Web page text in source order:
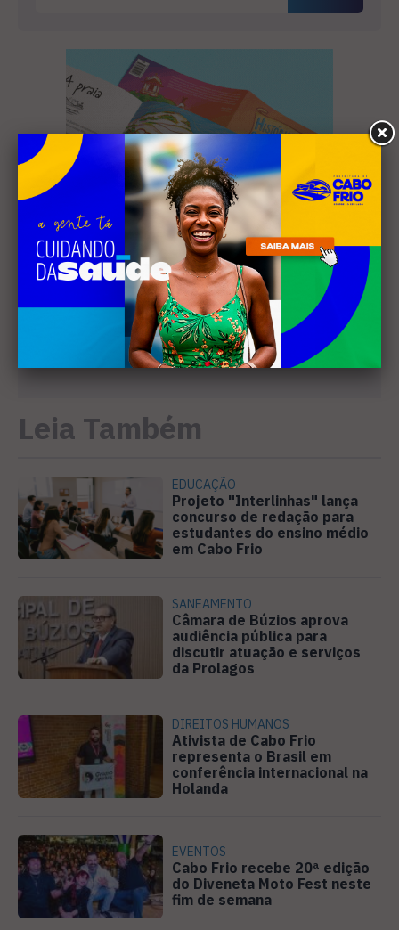
Leia Também
EDUCAÇÃO
Projeto "Interlinhas" lança
concurso de redação para
estudantes do ensino médio
em Cabo Frio
SANEAMENTO
Câmara de Búzios aprova
audiência pública para
discutir atuação e serviços
da Prolagos
DIREITOS HUMANOS
Ativista de Cabo Frio
representa o Brasil em
conferência internacional na
Holanda
EVENTOS
Cabo Frio recebe 20ª edição
do Diveneta Moto Fest neste
fim de semana